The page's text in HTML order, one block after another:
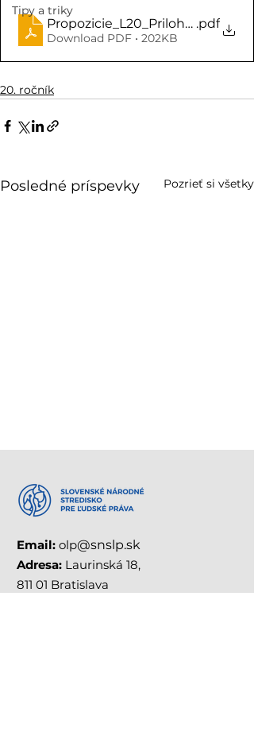
Tipy a triky
Propozicie_L20_Priloha_2.pdf
Download PDF • 202KB
20. ročník
Posledné príspevky Pozrieť si všetky
Celoštátne kolo XX. ročníka
Od stredy, 11. apríla až do piatku,
13. apríla 2018, 62 súťažiacich
postupujúcich z krajských kôl
Olympiády ľudských práv (OĽP),...
Email: olp@snslp.sk
Adresa: Laurinská 18,
811 01 Bratislava